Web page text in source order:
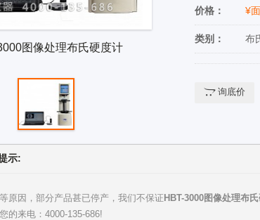
图像处理布氏硬度计
价格： ¥
类别： 布
询底价
示:
原因，部分产品甚已停产，我们不保证HBT-3000图像处理布
的来电：4000-135-686!